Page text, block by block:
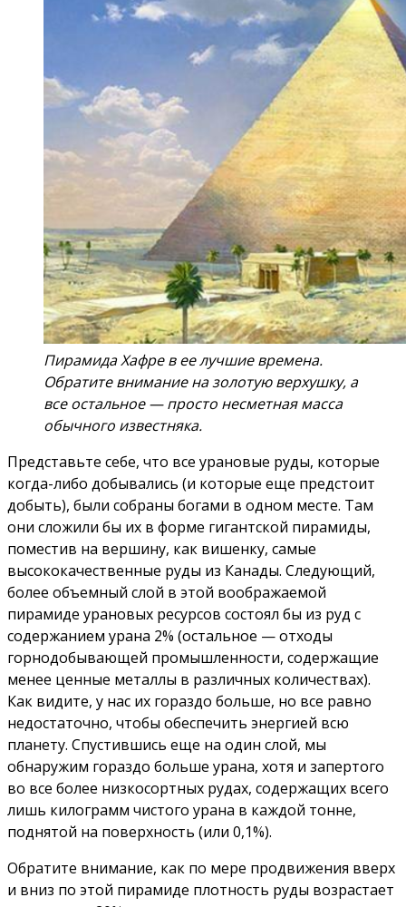
Пирамида Хафре в ее лучшие времена.
Обратите внимание на золотую верхушку, а
все остальное — просто несметная масса
обычного известняка.
Представьте себе, что все урановые руды, которые
когда-либо добывались (и которые еще предстоит
добыть), были собраны богами в одном месте. Там
они сложили бы их в форме гигантской пирамиды,
поместив на вершину, как вишенку, самые
высококачественные руды из Канады. Следующий,
более объемный слой в этой воображаемой
пирамиде урановых ресурсов состоял бы из руд с
содержанием урана 2% (остальное — отходы
горнодобывающей промышленности, содержащие
менее ценные металлы в различных количествах).
Как видите, у нас их гораздо больше, но все равно
недостаточно, чтобы обеспечить энергией всю
планету. Спустившись еще на один слой, мы
обнаружим гораздо больше урана, хотя и запертого
во все более низкосортных рудах, содержащих всего
лишь килограмм чистого урана в каждой тонне,
поднятой на поверхность (или 0,1%).
Обратите внимание, как по мере продвижения вверх
и вниз по этой пирамиде плотность руды возрастает